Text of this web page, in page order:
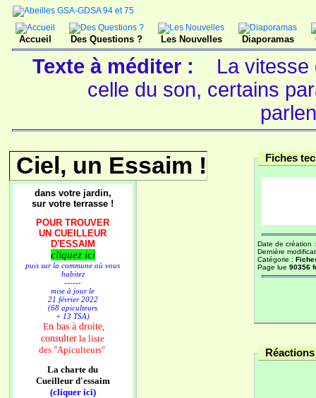
Accueil Des Questions ? Les Nouvelles Diaporamas
Texte à méditer :
La vitesse
celle du son, certains
Ciel, un Essaim !
dans votre jardin,
sur votre terrasse !
POUR TROUVER
UN CUEILLEUR
D'ESSAIM
cliquez ici
puis sur la commune où vous
habitez
------
mise à jour le
21 février 2022
(68 apiculteurs
+ 13 TSA)
En bas à droite,
consulter la liste
des "Apiculteurs"
La charte du
Cueilleur d'essaim
(cliquer ici)
Fiches
Date de création
Dernière
Catégorie :
Page lue 90356